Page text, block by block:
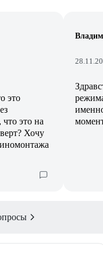
это
что это на
Хочу